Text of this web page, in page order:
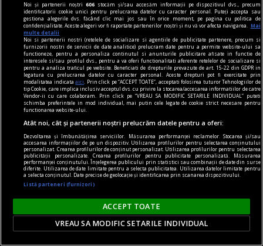
dalí
„Bucureștiul reflectă perfect genul de om care a
fost Dalí“ interviu cu Jasmine MERLI, curatorul
expoziției „Universului lui Salvador Dalí“ deschisă
la ARCUB
Însă, mai presus de orice, noi sperăm că vizita o
să le facă pur și simplu plăcere.
Sever VOINESCU
Noi și partenerii noștri606 stocăm și/sau accesăm informații pe dispozitivul dvs., precum
identificatorii cookie unici pentru prelucrarea datelor cu caracter personal. Puteți accepta sau
gestiona alegerile dvs. făcând clic mai jos sau în orice moment, pe pagina cu politica de
confidențialitate. Aceste alegeri vor fi raportate partenerilor noștri și nu vă vor afecta navigarea.
Mai
multe detalii
Noi si partenerii nostri (retelele de socializare si agentiile de publicitate partenere, precum si
furnizorii nostri de servicii de date analitice) prelucram date pentru a permite website-ului sa
functioneze, pentru a personaliza continutul si anunturile publicitare afisate in functie de
interesele si/sau profilul dvs., pentru a va oferi functionalitati aferente retelelor de socializare si
pentru a analiza traficul pe website. Beneficiati de drepturile prevazute de art. 15-22 din GDPR in
legatura cu prelucrarea datelor cu caracter personal. Aceste drepturi pot fi exercitate prin
modalitatea indicataaici
. Prin click pe “ACCEPT TOATE”, acceptati folosirea tuturor Tehnologiilor de
tip Cookie, care implica inclusiv acceptul dvs. cu privire la stocarea/accesarea informatiilor de catre
Vendor-ii cu care colaboram. Prin click pe “VREAU SA MODIFIC SETARILE INDIVIDUAL” puteti
schimba preferintele in mod individual, mai putin cele legate de cookie strict necesare pentru
functionarea website-ului.
Atât noi, cât și partenerii noștri prelucrăm datele pentru a oferi:
Dezvoltarea și îmbunătățirea serviciilor. Măsurarea performanței reclamelor. Stocarea și/sau
accesarea informațiilor de pe un dispozitiv. Utilizarea profilurilor pentru selectarea conținutului
personalizat. Crearea profilurilor de conținut personalizat. Utilizarea profilurilor pentru selectarea
publicității personalizate. Crearea profilurilor pentru publicitate personalizată. Măsurarea
performanței conținutului. Înțelegerea publicului prin statistici sau combinații de date din surse
diferite. Utilizarea de date limitate pentru a selecta publicitatea. Utilizarea datelor limitate pentru
a selecta conținutul. Date precise de geolocație și identificarea prin scanarea dispozitivului.
Listă parteneri (furnizori)
ACCEPT TOATE
VREAU SA MODIFIC SETARILE INDIVIDUAL